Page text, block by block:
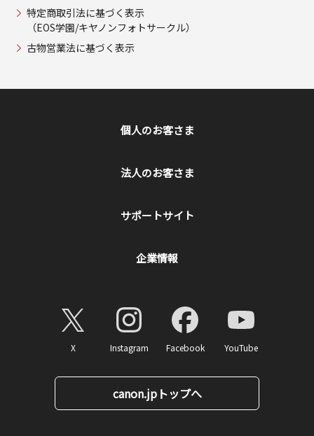
特定商取引法に基づく表示
（EOS学園/キヤノンフォトサークル）
古物営業法に基づく表示
個人のお客さま
法人のお客さま
サポートサイト
企業情報
X Instagram Facebook YouTube
canon.jpトップへ